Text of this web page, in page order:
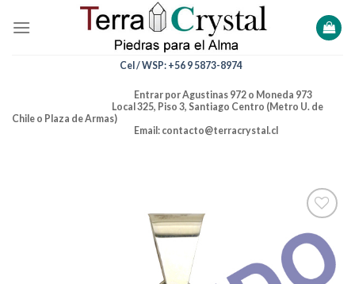
Cel / WSP: +56 9 5873-8974
Entrar por Agustinas 972 o Moneda 973
Local 325, Piso 3, Santiago Centro (Metro U. de
Chile o Plaza de Armas)
Email: contacto@terracrystal.cl
Añadir
a la
lista de
deseos